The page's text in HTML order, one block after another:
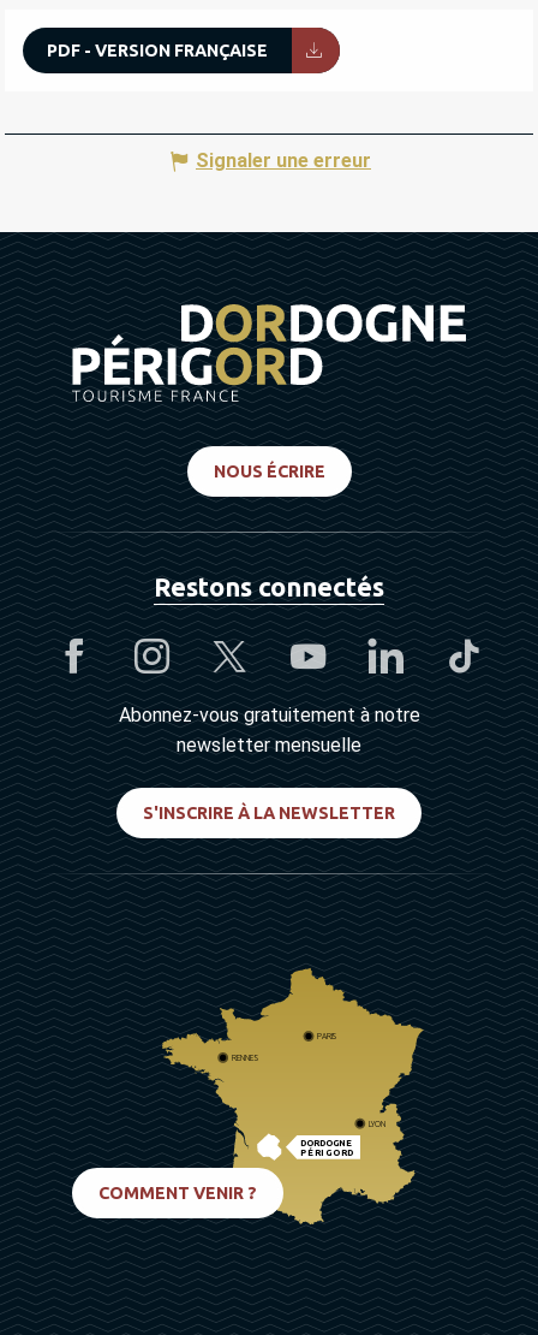
PDF - VERSION FRANÇAISE
Signaler une erreur
NOUS ÉCRIRE
Restons connectés
Abonnez-vous gratuitement à notre
newsletter mensuelle
S'INSCRIRE À LA NEWSLETTER
DORDOGNE
PÉRIGORD
PARIS
RENNES
LYON
COMMENT VENIR ?